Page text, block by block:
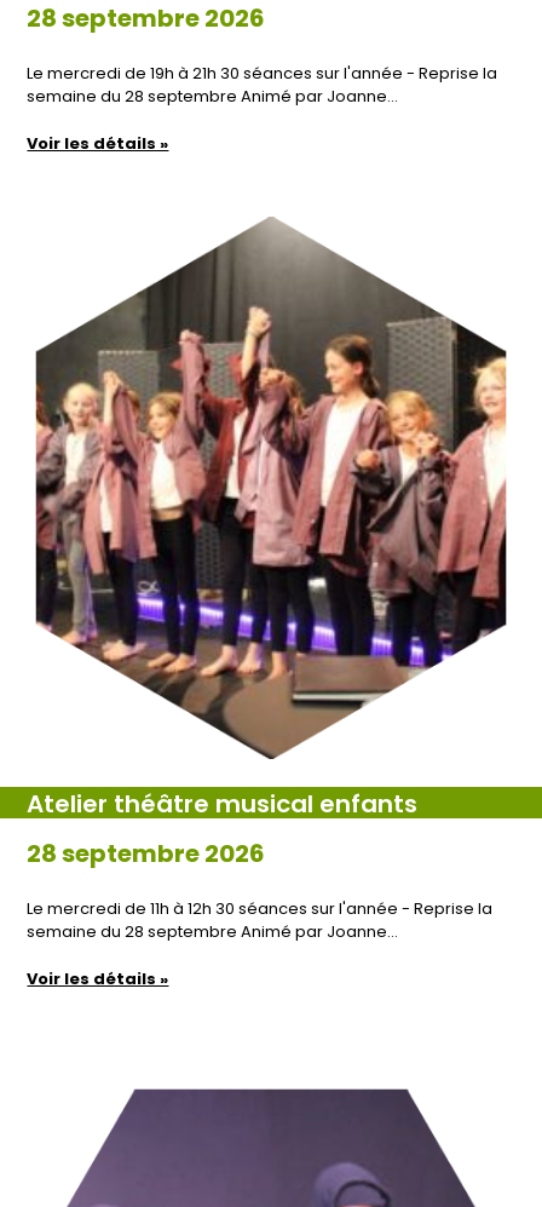
28 septembre 2026
Le mercredi de 19h à 21h 30 séances sur l'année - Reprise la
semaine du 28 septembre Animé par Joanne…
Voir les détails »
Atelier théâtre musical enfants
28 septembre 2026
Le mercredi de 11h à 12h 30 séances sur l'année - Reprise la
semaine du 28 septembre Animé par Joanne…
Voir les détails »